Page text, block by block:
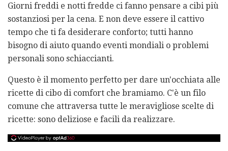
Giorni freddi e notti fredde ci fanno pensare a cibi più
sostanziosi per la cena. E non deve essere il cattivo
tempo che ti fa desiderare conforto; tutti hanno
bisogno di aiuto quando eventi mondiali o problemi
personali sono schiaccianti.
Questo è il momento perfetto per dare un'occhiata alle
ricette di cibo di comfort che bramiamo. C'è un filo
comune che attraversa tutte le meravigliose scelte di
ricette: sono deliziose e facili da realizzare.